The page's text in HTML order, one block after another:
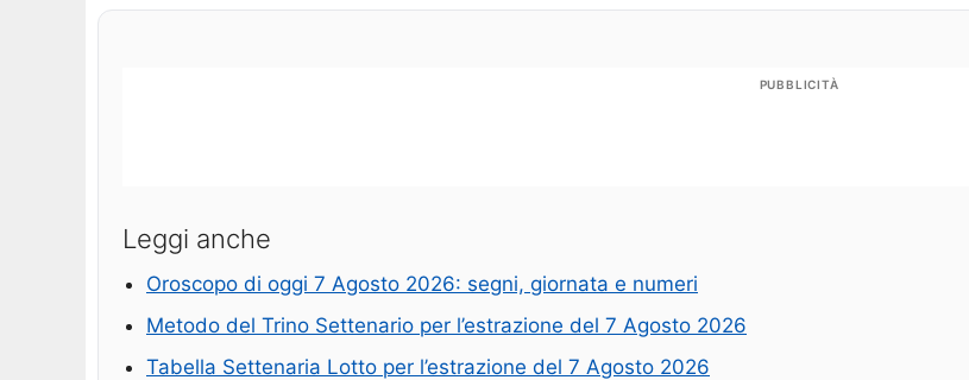
PUBBLICITÀ
Leggi anche
Oroscopo di oggi 7 Agosto 2026: segni, giornata e numeri
Metodo del Trino Settenario per l’estrazione del 7 Agosto 2026
Tabella Settenaria Lotto per l’estrazione del 7 Agosto 2026